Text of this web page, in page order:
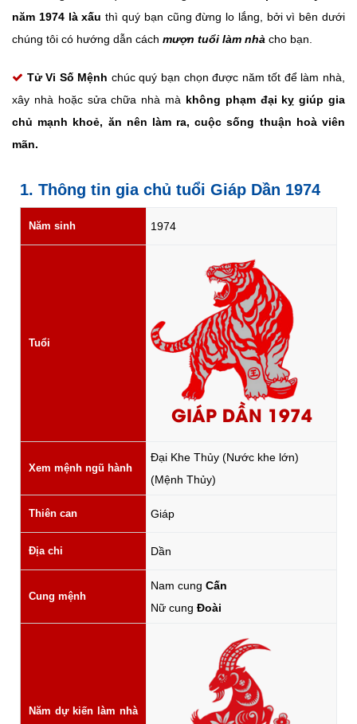
năm 1974 là xấu thì quý bạn cũng đừng lo lắng, bởi vì bên dưới
chúng tôi có hướng dẫn cách mượn tuổi làm nhà cho bạn.
Tử Vi Số Mệnh chúc quý bạn chọn được năm tốt để làm nhà,
xây nhà hoặc sửa chữa nhà mà không phạm đại kỵ giúp gia
chủ mạnh khoẻ, ăn nên làm ra, cuộc sống thuận hoà viên
mãn.
1. Thông tin gia chủ tuổi Giáp Dần 1974
Năm sinh 1974
Tuổi
GIÁP DẦN 1974
Xem mệnh ngũ hành
Đại Khe Thủy (Nước khe lớn)
(Mệnh Thủy)
Thiên can Giáp
Địa chi Dần
Cung mệnh
Nam cung Cấn
Nữ cung Đoài
Năm dự kiến làm nhà